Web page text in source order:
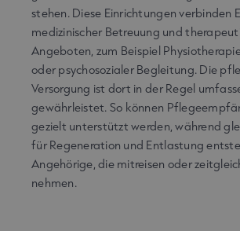
stehen. Diese Einrichtungen verbinden
medizinischer Betreuung und
Angeboten, zum Beispiel
oder psychosozialer Begleitung. Die
Versorgung ist dort in der Regel
gewährleistet. So können
gezielt unterstützt werden, während
für Regeneration und Entlastung
Angehörige, die mitreisen oder
nehmen.